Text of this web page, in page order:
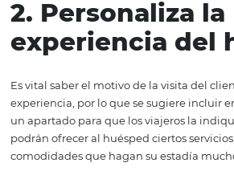
Por supuesto que es necesario
tengan la suficiente práctica y la
la actitud de los colaboradores es
Si se logra integrar un equipo
que además se encuentre